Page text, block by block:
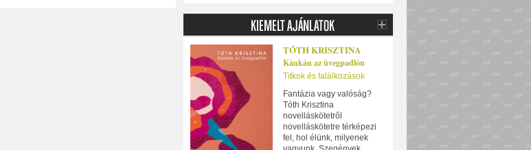
TÓTH KRISZTINA
Kánkán az üvegpadlón
Titkok és találkozások
Fantázia vagy valóság?
Tóth Krisztina
novelláskötetről
novelláskötetre térképezi
fel, hol élünk, milyenek